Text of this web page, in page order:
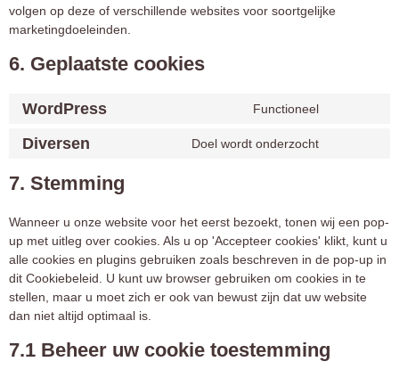
volgen op deze of verschillende websites voor soortgelijke
marketingdoeleinden.
6. Geplaatste cookies
WordPress Functioneel
Diversen Doel wordt onderzocht
7. Stemming
Wanneer u onze website voor het eerst bezoekt, tonen wij een pop-
up met uitleg over cookies. Als u op 'Accepteer cookies' klikt, kunt u
alle cookies en plugins gebruiken zoals beschreven in de pop-up in
dit Cookiebeleid. U kunt uw browser gebruiken om cookies in te
stellen, maar u moet zich er ook van bewust zijn dat uw website
dan niet altijd optimaal is.
7.1 Beheer uw cookie toestemming